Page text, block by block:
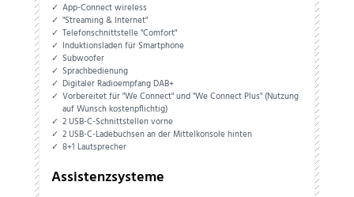
App-Connect wireless
"Streaming & Internet"
Telefonschnittstelle "Comfort"
Induktionsladen für Smartphone
Subwoofer
Sprachbedienung
Digitaler Radioempfang DAB+
Vorbereitet für "We Connect" und "We Connect Plus" (Nutzung
auf Wunsch kostenpflichtig)
2 USB-C-Schnittstellen vorne
2 USB-C-Ladebuchsen an der Mittelkonsole hinten
8+1 Lautsprecher
Assistenzsysteme